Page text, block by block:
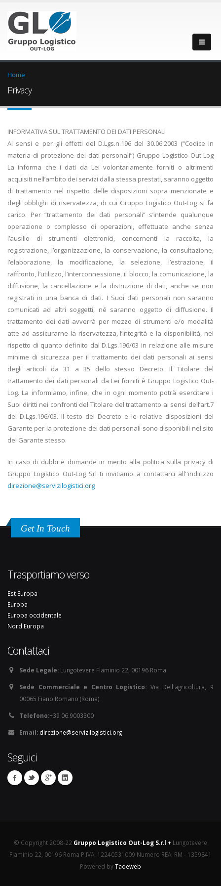
Home
Privacy
INFORMATIVA SUL TRATTAMENTO DEI DATI PERSONALI
Ai sensi e per gli effetti del D.Lgs.n.196 del 30.06.2003 (“Codice in
materia di protezione dei dati personali”) Gruppo Logistico Out-Log
La informa che i dati da Lei volontariamente forniti o altrimenti
acquisiti nell’ambito dei servizi dalla stessa prestati, saranno oggetto
di trattamento nel rispetto delle disposizioni sopra menzionate e
degli obblighi di riservatezza, di cui Gruppo Logistico Out-Log si fa
carico. Per “trattamento dei dati personali” s’intende qualunque
operazione o complesso di operazioni, effettuate anche senza
l’ausilio di strumenti elettronici, concernenti la raccolta, la
registrazione, l’organizzazione, la conservazione, la consultazione,
l’elaborazione, la modificazione, la selezione, l’estrazione, il
raffronto, l’utilizzo, l’interconnessione, il blocco, la comunicazione, la
diffusione, la cancellazione e la distruzione di dati, anche se non
registrati in una banca di dati. I Suoi dati personali non saranno
comunicati ad altri soggetti, né saranno oggetto di diffusione. Il
trattamento dei dati avverrà per mezzo di strumenti e/o modalità
atte ad assicurarne la riservatezza, l’integrità e la disponibilità, nel
rispetto di quanto definito dal D.Lgs.196/03 in relazione alle misure
minime di sicurezza per il trattamento dei dati personali ai sensi
degli articoli da 31 a 35 dello stesso Decreto. Il Titolare del
trattamento dei dati personali da Lei forniti è Gruppo Logistico Out-
Log. La informiamo, infine, che in ogni momento potrà esercitare i
Suoi diritti nei confronti del Titolare del trattamento ai sensi dell’art.7
del D.Lgs.196/03. Il testo del Decreto e le relative disposizioni del
Garante per la protezione dei dati personali sono disponibili nel sito
del Garante stesso.
In caso di dubbi e domande in merito alla politica sulla privacy di
Gruppo Logistico Out-Log Srl ti invitiamo a contattarci all''indirizzo
direzione@servizilogistici.org
Get In Touch
Trasportiamo verso
Est Europa
Europa
Europa occidentale
Nord Europa
Contattaci
Sede Legale: Lungotevere Flaminio 22, 00196 Roma
Sede Commerciale e Centro Logistico: Via Dell'agricoltura, 9
00065 Fiano Romano (Roma)
Telefono:+39 06.9003300
Email: direzione@servizilogistici.org
Seguici
© Copyright 2008-22 Gruppo Logistico Out-Log S.r.l + Lungotevere
Flaminio 22, 00196 Roma P.IVA: 12240531009 Numero REA: RM - 1359841
Powered byTaoeweb